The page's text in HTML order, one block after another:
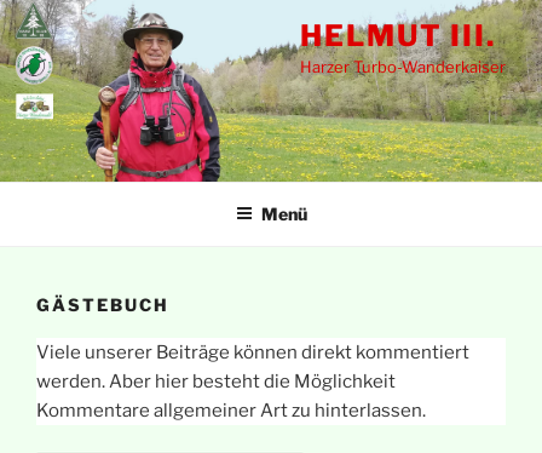
Zum
Inhalt
springen
HELMUT III.
Harzer Turbo-Wanderkaiser
Menü
GÄSTEBUCH
Viele unserer Beiträge können direkt kommentiert
werden. Aber hier besteht die Möglichkeit
Kommentare allgemeiner Art zu hinterlassen.